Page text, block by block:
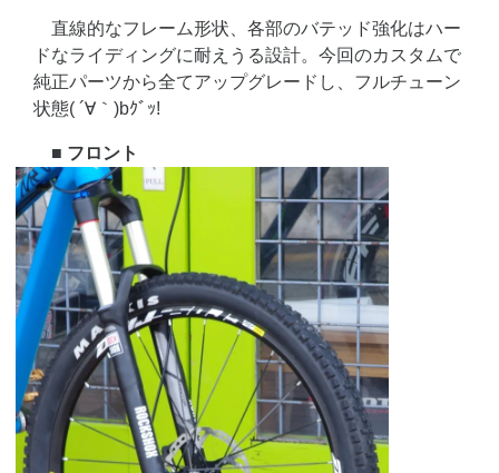
直線的なフレーム形状、各部のバテッド強化はハー
ドなライディングに耐えうる設計。今回のカスタムで
純正パーツから全てアップグレードし、フルチューン
状態( ´∀｀)bｸﾞｯ!
■ フロント